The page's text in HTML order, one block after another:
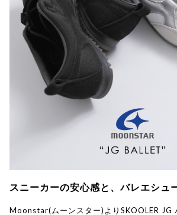
スニーカーの安心感と、バレエシュ
Moonstar(ムーンスター)よりSKOOLER JG